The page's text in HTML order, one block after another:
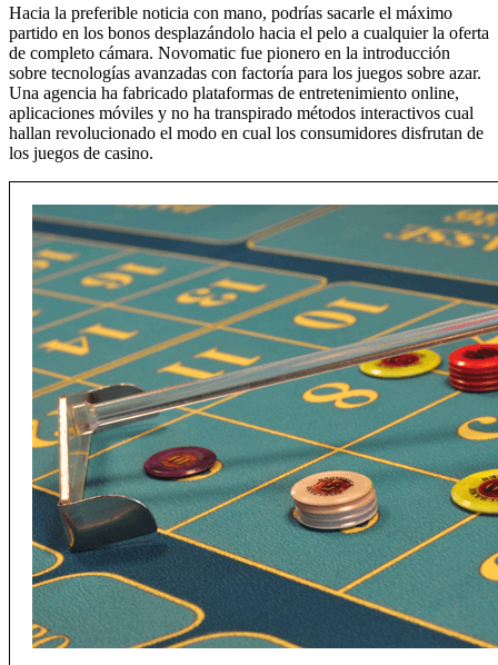
Hacia la preferible noticia con mano, podrías sacarle el máximo
partido en los bonos desplazándolo hacia el pelo a cualquier la oferta
de completo cámara. Novomatic fue pionero en la introducción
sobre tecnologías avanzadas con factoría para los juegos sobre azar.
Una agencia ha fabricado plataformas de entretenimiento online,
aplicaciones móviles y no ha transpirado métodos interactivos cual
hallan revolucionado el modo en cual los consumidores disfrutan de
los juegos de casino.